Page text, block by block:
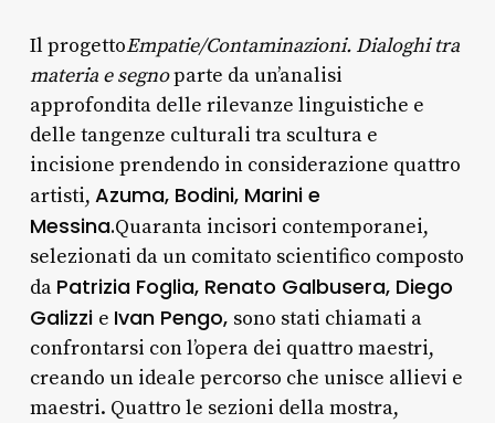
Il progettoEmpatie/Contaminazioni. Dialoghi tra
materia e segnoparte da un’analisi
approfondita delle rilevanze linguistiche e
delle tangenze culturali tra scultura e
incisione prendendo in considerazione quattro
artisti, Azuma, Bodini, Marini e
Messina.Quaranta incisori contemporanei,
selezionati da un comitato scientifico composto
da Patrizia Foglia, Renato Galbusera, Diego
Galizzi e Ivan Pengo, sono stati chiamati a
confrontarsi con l’opera dei quattro maestri,
creando un ideale percorso che unisce allievi e
maestri. Quattro le sezioni della mostra,